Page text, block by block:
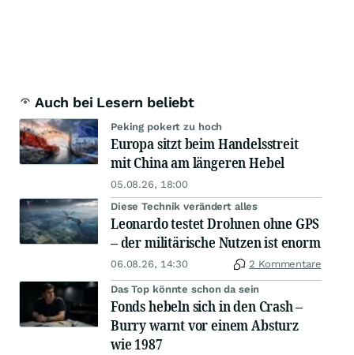
Auch bei Lesern beliebt
Peking pokert zu hoch
Europa sitzt beim Handelsstreit
mit China am längeren Hebel
05.08.26, 18:00
Diese Technik verändert alles
Leonardo testet Drohnen ohne GPS
– der militärische Nutzen ist enorm
06.08.26, 14:30 2 Kommentare
Das Top könnte schon da sein
Fonds hebeln sich in den Crash –
Burry warnt vor einem Absturz
wie 1987